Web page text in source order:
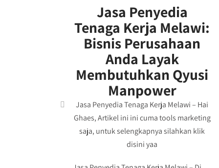
Jasa Penyedia
Tenaga Kerja Melawi:
Bisnis Perusahaan
Anda Layak
Membutuhkan Qyusi
Manpower
Jasa Penyedia Tenaga Kerja Melawi – Hai
Ghaes, Artikel ini ini cuma tools marketing
saja, untuk selengkapnya silahkan klik
disini yaa